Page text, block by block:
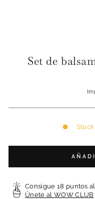
Set de
Consigue 18 puntos
Únete al WOW CLUB